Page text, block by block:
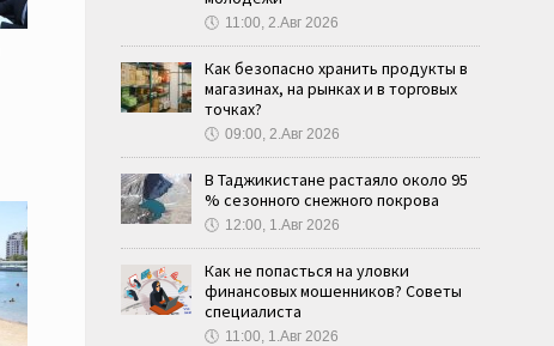
🕔 11:00, 2.Авг 2026
Как безопасно хранить продукты в
магазинах, на рынках и в торговых
точках?
🕔 09:00, 2.Авг 2026
В Таджикистане растаяло около 95
% сезонного снежного покрова
🕔 12:00, 1.Авг 2026
Как не попасться на уловки
финансовых мошенников? Советы
специалиста
🕔 11:00, 1.Авг 2026